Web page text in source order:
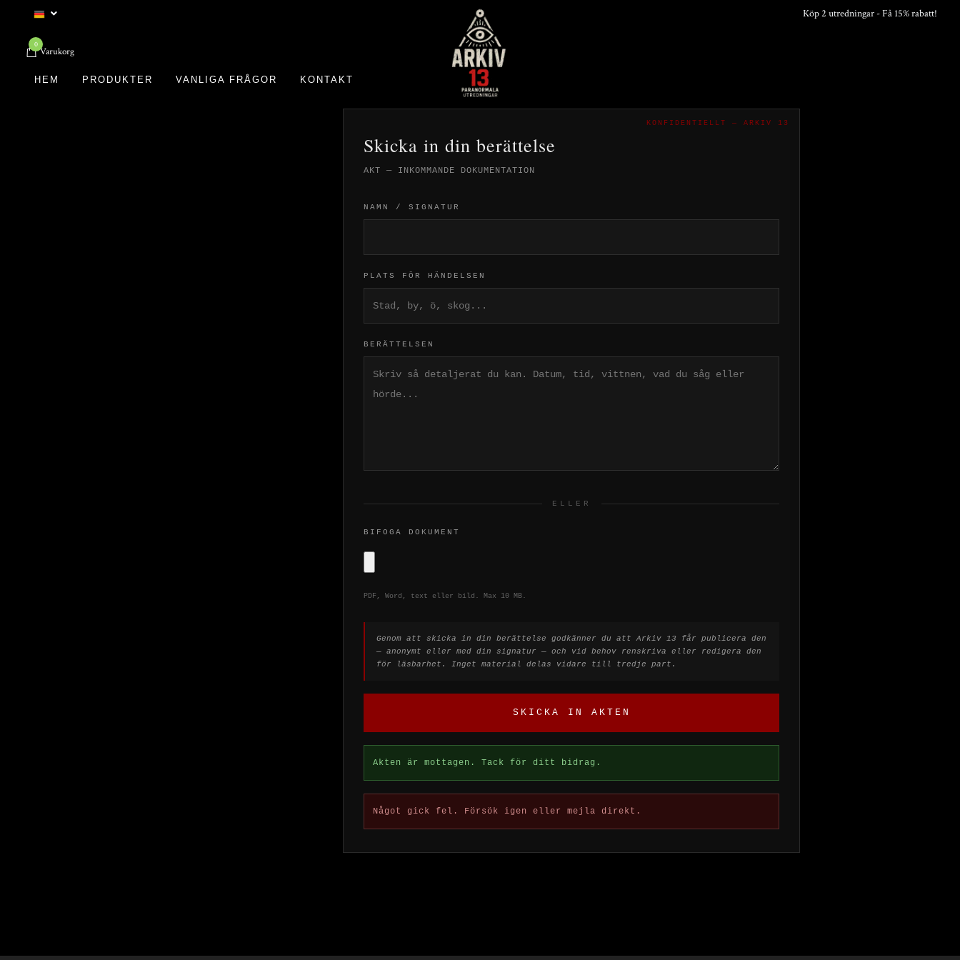
Köp 2 utredningar - Få 15% rabatt!
0
Varukorg
HEM PRODUKTER VANLIGA FRÅGOR KONTAKT
Skicka in din berättelse
AKT — INKOMMANDE DOKUMENTATION
NAMN / SIGNATUR
PLATS FÖR HÄNDELSEN
BERÄTTELSEN
ELLER
BIFOGA DOKUMENT
PDF, Word, text eller bild. Max 10 MB.
Genom att skicka in din berättelse godkänner du att Arkiv 13 får publicera den
— anonymt eller med din signatur — och vid behov renskriva eller redigera den
för läsbarhet. Inget material delas vidare till tredje part.
SKICKA IN AKTEN
Akten är mottagen. Tack för ditt bidrag.
Något gick fel. Försök igen eller mejla direkt.